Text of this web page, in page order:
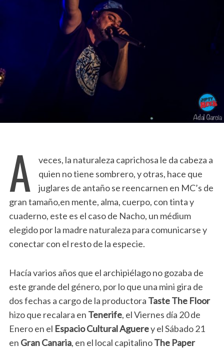
A
veces, la naturaleza caprichosa le da cabeza a
quien no tiene sombrero, y otras, hace que
juglares de antaño se reencarnen en MC’s de
gran tamaño,en mente, alma, cuerpo, con tinta y
cuaderno, este es el caso de Nacho, un médium
elegido por la madre naturaleza para comunicarse y
conectar con el resto de la especie.
Hacía varios años que el archipiélago no gozaba de
este grande del género, por lo que una mini gira de
dos fechas a cargo de la productora Taste The Floor
hizo que recalara en Tenerife, el Viernes día 20 de
Enero en el Espacio Cultural Aguerey el Sábado 21
en Gran Canaria, en el local capitalinoThe Paper